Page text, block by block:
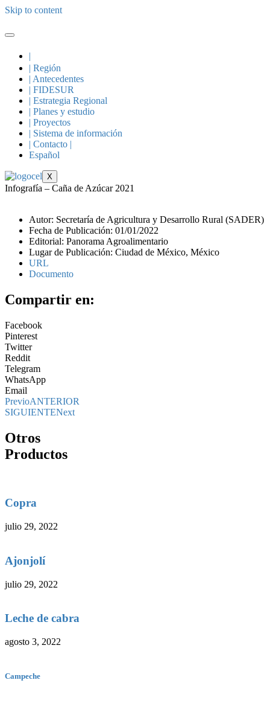
Skip to content
|
| Región
| Antecedentes
| FIDESUR
| Estrategia Regional
| Planes y estudio
| Proyectos
| Sistema de información
| Contacto |
Español
X
Infografía – Caña de Azúcar 2021
Autor: Secretaría de Agricultura y Desarrollo Rural (SADER)
Fecha de Publicación: 01/01/2022
Editorial: Panorama Agroalimentario
Lugar de Publicación: Ciudad de México, México
URL
Documento
Compartir en:
Facebook
Pinterest
Twitter
Reddit
Telegram
WhatsApp
Email
PrevioANTERIOR
SIGUIENTENext
Otros
Productos
Copra
julio 29, 2022
Ajonjolí
julio 29, 2022
Leche de cabra
agosto 3, 2022
Campeche